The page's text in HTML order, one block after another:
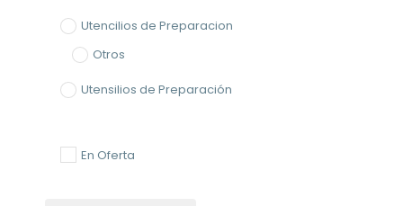
Utencilios de Preparacion
Otros
Utensilios de Preparación
En Oferta